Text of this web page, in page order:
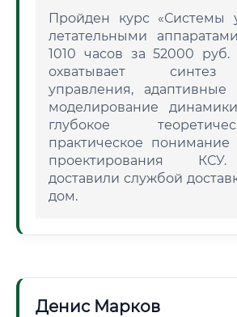
Пройден курс «Системы
летательными
1010 часов за 52000
охватывает синтез
управления,
моделирование
глубокое
практическое
проектирования
доставили службой
дом.
Денис Марков